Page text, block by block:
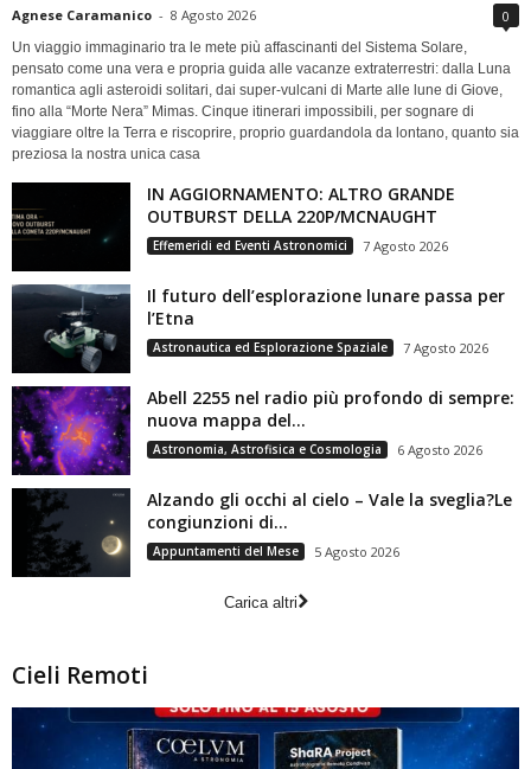
Agnese Caramanico - 8 Agosto 2026 0
Un viaggio immaginario tra le mete più affascinanti del Sistema Solare,
pensato come una vera e propria guida alle vacanze extraterrestri: dalla Luna
romantica agli asteroidi solitari, dai super-vulcani di Marte alle lune di Giove,
fino alla “Morte Nera” Mimas. Cinque itinerari impossibili, per sognare di
viaggiare oltre la Terra e riscoprire, proprio guardandola da lontano, quanto sia
preziosa la nostra unica casa
IN AGGIORNAMENTO: ALTRO GRANDE
OUTBURST DELLA 220P/MCNAUGHT
Effemeridi ed Eventi Astronomici 7 Agosto 2026
Il futuro dell’esplorazione lunare passa per
l’Etna
Astronautica ed Esplorazione Spaziale 7 Agosto 2026
Abell 2255 nel radio più profondo di sempre:
nuova mappa del...
Astronomia, Astrofisica e Cosmologia 6 Agosto 2026
Alzando gli occhi al cielo – Vale la sveglia?Le
congiunzioni di...
Appuntamenti del Mese 5 Agosto 2026
Carica altri
Cieli Remoti